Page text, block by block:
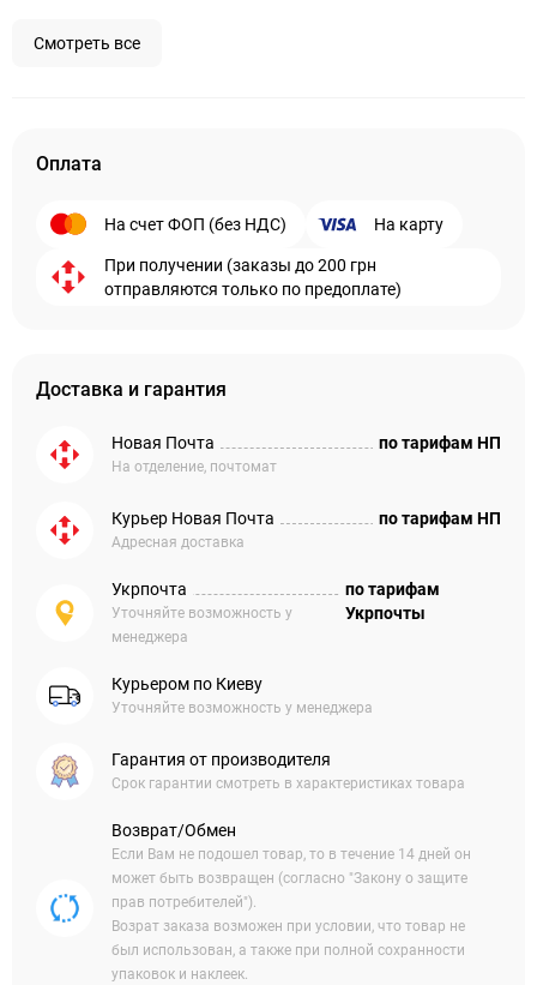
Смотреть все
Оплата
На счет ФОП (без НДС) На карту
При получении (заказы до 200 грн
отправляются только по предоплате)
Доставка и гарантия
Новая Почта
На отделение, почтомат
по тарифам НП
Курьер Новая Почта
Адресная доставка
по тарифам НП
Укрпочта
Уточняйте возможность у
менеджера
по тарифам
Укрпочты
Курьером по Киеву
Уточняйте возможность у менеджера
Гарантия от производителя
Срок гарантии смотреть в характеристиках товара
Возврат/Обмен
Если Вам не подошел товар, то в течение 14 дней он
может быть возвращен (согласно "Закону о защите
прав потребителей").
Возрат заказа возможен при условии, что товар не
был использован, а также при полной сохранности
упаковок и наклеек.